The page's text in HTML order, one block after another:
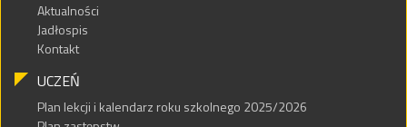
Aktualności
Jadłospis
Kontakt
UCZEŃ
Plan lekcji i kalendarz roku szkolnego 2025/2026